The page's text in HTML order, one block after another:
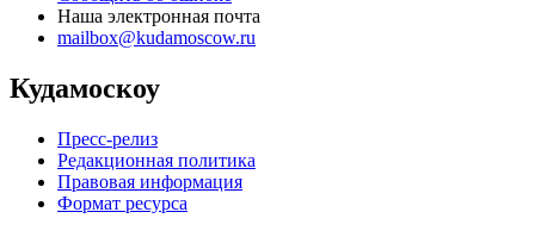
Наша электронная почта
mailbox@kudamoscow.ru
Кудамоскоу
Пресс-релиз
Редакционная политика
Правовая информация
Формат ресурса